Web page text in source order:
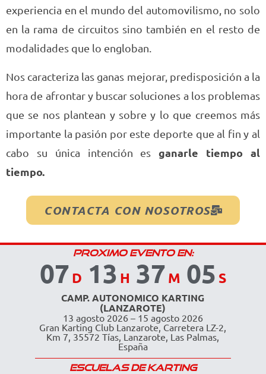
experiencia en el mundo del automovilismo, no solo
en la rama de circuitos sino también en el resto de
modalidades que lo engloban.
Nos caracteriza las ganas mejorar, predisposición a la
hora de afrontar y buscar soluciones a los problemas
que se nos plantean y sobre y lo que creemos más
importante la pasión por este deporte que al fin y al
cabo su única intención esganarle tiempo al
tiempo.
CONTACTA CON NOSOTROS
PROXIMO EVENTO EN:
07 D 13 H 37 M 04 S
CAMP. AUTONOMICO KARTING
(LANZAROTE)
13 agosto 2026 – 15 agosto 2026
Gran Karting Club Lanzarote, Carretera LZ-2,
Km 7, 35572 Tías, Lanzarote, Las Palmas,
España
ESCUELAS DE KARTING